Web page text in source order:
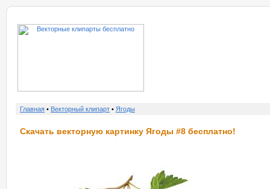
Главная • Векторный клипарт • Ягоды
Скачать векторную картинку Ягоды #8 бесплатно!